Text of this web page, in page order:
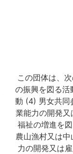
この団体は、
の振興を図る
動 (4) 男女共同
業能力の開発
福祉の増進を
農山漁村又は
力の開発又は